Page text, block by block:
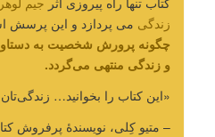
زندگی می پردازد و این پرسش
چگونه پرورش شخصیت به
و زندگی منتهی می‌گردد.
«این کتاب را بخوانید…
– متیو کِلی، نویسندۀ پرفروش